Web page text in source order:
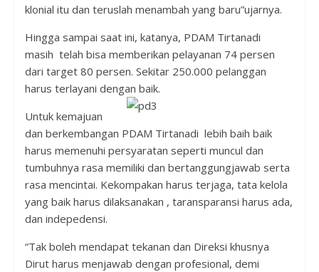
klonial itu dan teruslah menambah yang baru”ujarnya.
Hingga sampai saat ini, katanya, PDAM Tirtanadi
masih telah bisa memberikan pelayanan 74 persen
dari target 80 persen. Sekitar 250.000 pelanggan
harus terlayani dengan baik.
Untuk kemajuan
dan berkembangan PDAM Tirtanadi lebih baih baik
harus memenuhi persyaratan seperti muncul dan
tumbuhnya rasa memiliki dan bertanggungjawab serta
rasa mencintai. Kekompakan harus terjaga, tata kelola
yang baik harus dilaksanakan , taransparansi harus ada,
dan indepedensi.
“Tak boleh mendapat tekanan dan Direksi khusnya
Dirut harus menjawab dengan profesional, demi